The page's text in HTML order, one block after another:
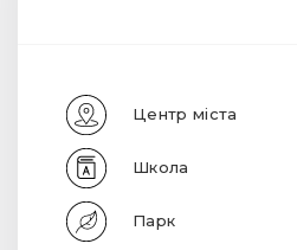
Центр міста
Школа
Парк